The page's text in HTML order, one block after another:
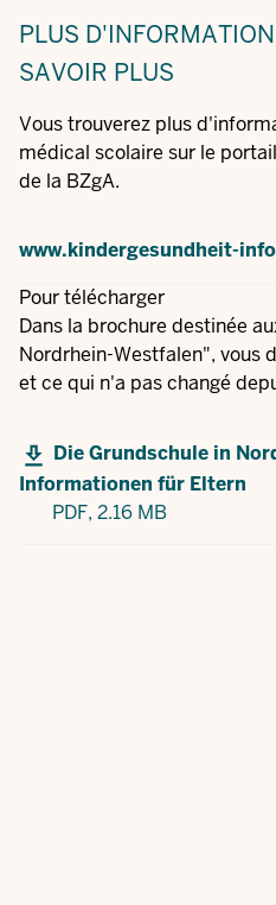
PLUS
SAVOIR PLUS
Vous trouverez plus
médical scolaire sur le
de la BZgA.
www.kindergesundheit-
Pour télécharger
Dans la brochure destinée
Nordrhein-Westfalen", vous
et ce qui n'a pas changé
Die Grundschule in
Informationen für Eltern
PDF, 2.16 MB